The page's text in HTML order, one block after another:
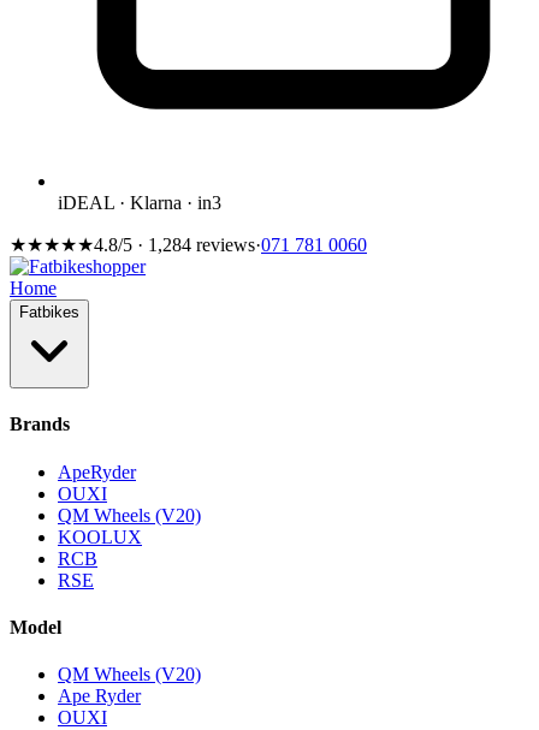
iDEAL · Klarna · in3
★★★★★4.8/5 · 1,284 reviews·071 781 0060
Home
Fatbikes
Brands
ApeRyder
OUXI
QM Wheels (V20)
KOOLUX
RCB
RSE
Model
QM Wheels (V20)
Ape Ryder
OUXI